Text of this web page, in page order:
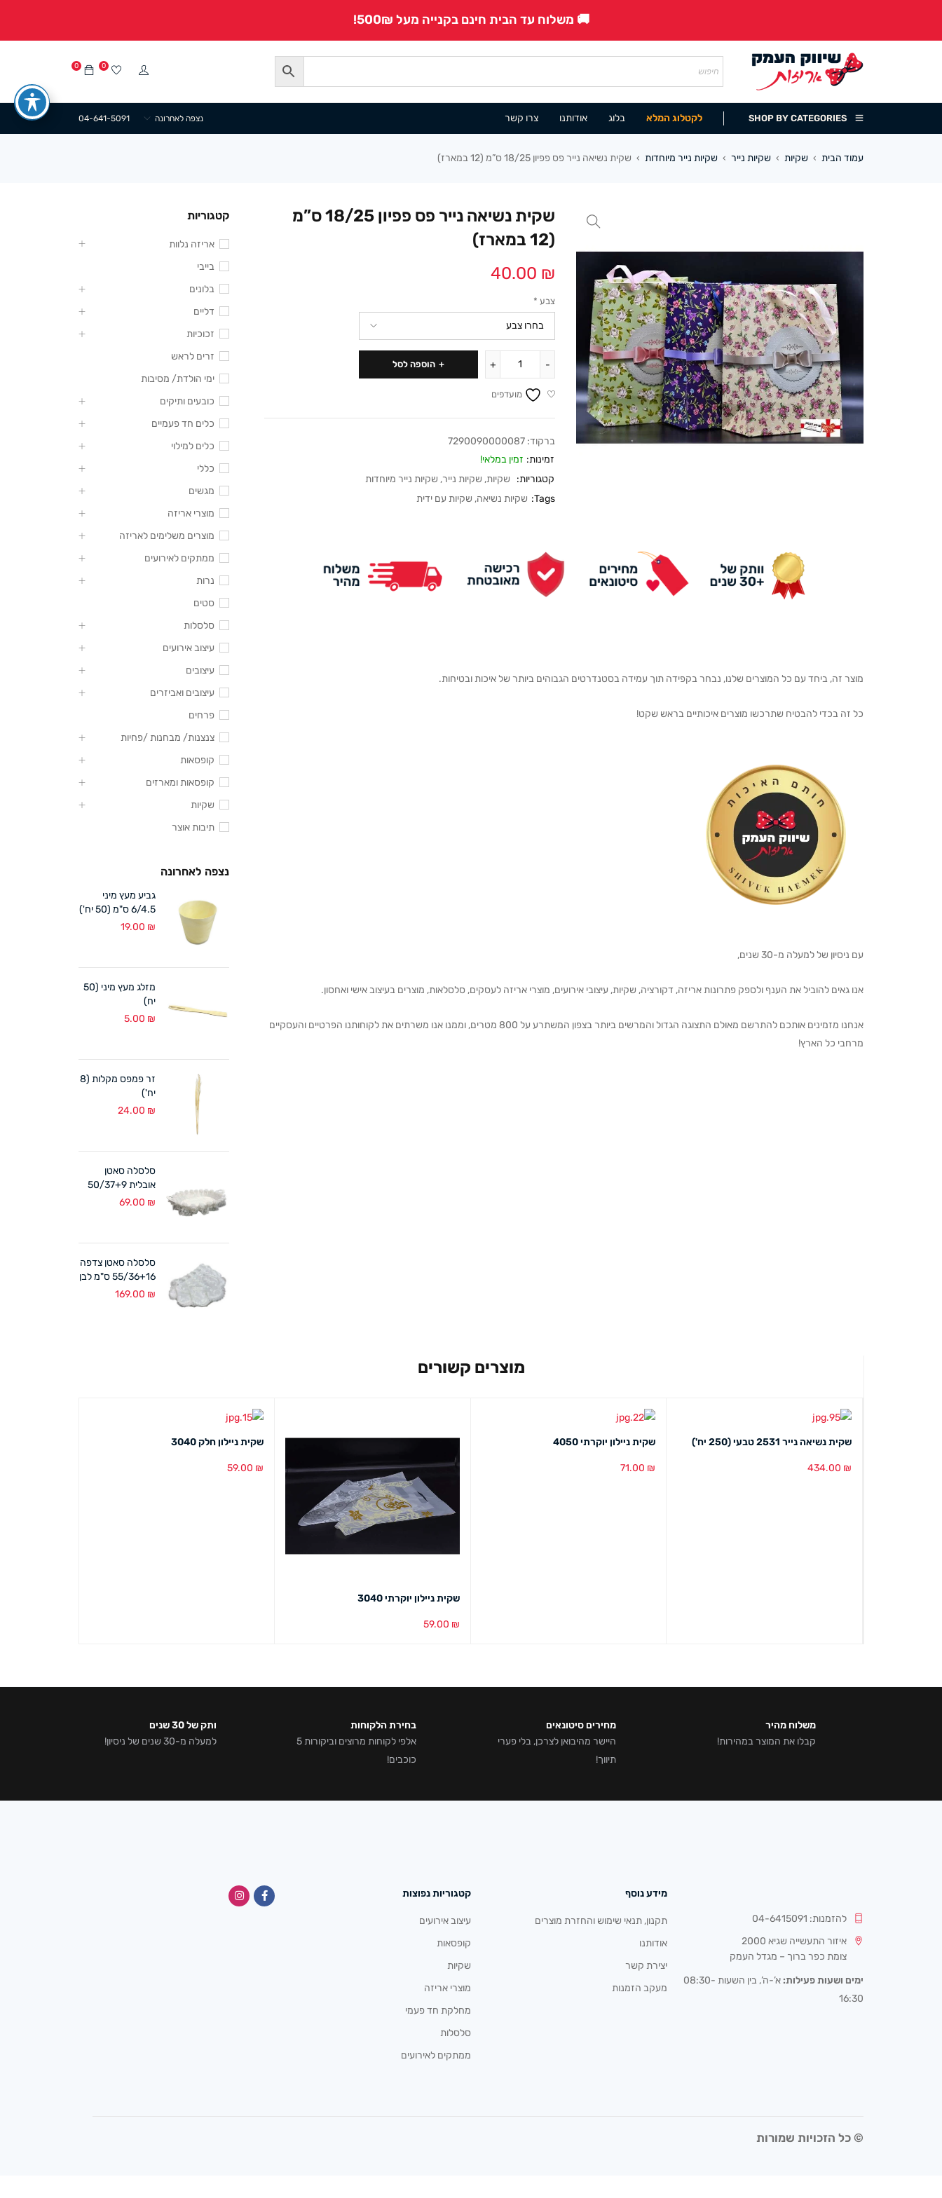
🚚 משלוח עד הבית חינם בקנייה מעל 500₪!
0 0
SHOP BY CATEGORIES לקטלוג המלא בלוג אודותנו צרו קשר 04-641-5091 נצפה לאחרונה
עמוד הבית › שקיות › שקיות נייר › שקיות נייר מיוחדות › שקית נשיאה נייר פס פפיון 18/25 ס”מ (12 במארז)
שקית נשיאה נייר פס פפיון 18/25 ס”מ
(12 במארז)
40.00 ₪
צבע *
הוספה לסל
מועדפים
ברקוד: 7290090000087
זמינות: זמין במלאי!
קטגוריות:
שקיות, שקיות נייר, שקיות נייר מיוחדות
Tags: שקיות נשיאה, שקיות עם ידית
מוצר זה, ביחד עם כל המוצרים שלנו, נבחר בקפידה תוך עמידה בסטנדרטים הגבוהים ביותר של איכות ובטיחות.
כל זה בכדי להבטיח שתרכשו מוצרים איכותיים בראש שקט!
עם ניסיון של למעלה מ-30 שנים,
אנו גאים להוביל את הענף ולספק פתרונות אריזה, דקורציה, שקיות, עיצובי אירועים, מוצרי אריזה לעסקים, סלסלאות, מוצרים בעיצוב אישי ואחסון.
אנחנו מזמינים אותכם להתרשם מאולם התצוגה הגדול והמרשים ביותר בצפון המשתרע על 800 מטרים, וממנו אנו משרתים את לקוחותנו הפרטיים והעסקיים
מרחבי כל הארץ!
קטגוריות
אריזה נלוות
בייבי
בלונים
דליים
זכוכיות
זרים לראש
ימי הולדת/ מסיבות
כובעים ותיקים
כלים חד פעמיים
כלים למילוי
כללי
מגשים
מוצרי אריזה
מוצרים משלימים לאריזה
ממתקים לאירועים
נרות
סטים
סלסלות
עיצוב אירועים
עיצובים
עיצובים ואביזרים
פרחים
צנצנות/ מבחנות /פחיות
קופסאות
קופסאות ומארזים
שקיות
תיבות אוצר
נצפה לאחרונה
גביע מעץ מיני
6/4.5 ס"מ (50 יח')
19.00 ₪
מזלג מעץ מיני (50
יח)
5.00 ₪
זר פמפס מקלות (8
יח')
24.00 ₪
סלסלה סאטן
אובלית 50/37+9
ס"מ לבן
69.00 ₪
סלסלה סאטן צדפה
55/36+16 ס"מ לבן
169.00 ₪
מוצרים קשורים
שקית נשיאה נייר 2531 טבעי (250 יח')
434.00 ₪
שקית ניילון יוקרתי 4050
71.00 ₪
שקית ניילון יוקרתי 3040
59.00 ₪
שקית ניילון חלק 3040
59.00 ₪
משלוח מהיר
קבלו את המוצר במהירות!
מחירים סיטונאים
היישר מהיבואן לצרכן, בלי פערי
תיווך!
בחירת הלקוחות
אלפי לקוחות מרוצים וביקורות 5
כוכבים!
ותק של 30 שנים
למעלה מ-30 שנים של ניסיון!
להזמנות: 04-6415091
איזור התעשייה שגיא 2000
צומת כפר ברוך – מגדל העמק
ימים ושעות פעילות:
א’-ה’, בין השעות 08:30-
16:30
מידע נוסף
תקנון, תנאי שימוש והחזרת מוצרים
אודותנו
יצירת קשר
מעקב הזמנות
קטגוריות נפוצות
עיצוב אירועים
קופסאות
שקיות
מוצרי אריזה
מחלקת חד פעמי
סלסלות
ממתקים לאירועים
© כל הזכויות שמורות